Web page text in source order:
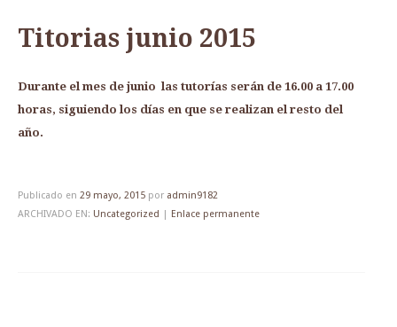
Titorias junio 2015
Durante el mes de junio las tutorías serán de 16.00 a 17.00
horas, siguiendo los días en que se realizan el resto del
año.
Publicado en 29 mayo, 2015 por admin9182
ARCHIVADO EN: Uncategorized Enlace permanente